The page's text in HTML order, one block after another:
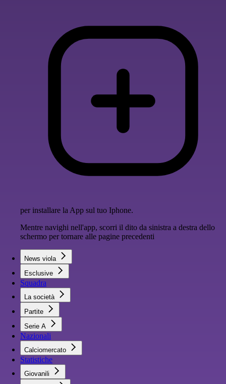
per installare la App sul tuo Iphone.
Mentre navighi nell'app, scorri il dito da sinistra a destra dello
schermo per tornare alle pagine precedenti
News viola
Esclusive
Squadra
La società
Partite
Serie A
Nazionali
Calciomercato
Statistiche
Giovanili